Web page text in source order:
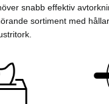
snabb effektiv
sortiment med